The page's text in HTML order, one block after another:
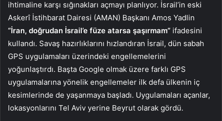
ihtimaline karşı sığınakları açmayı planlıyor. İsrail’in eski
Askerî İstihbarat Dairesi (AMAN) Başkanı Amos Yadlin
“İran, doğrudan İsrail’e füze atarsa şaşırmam” ifadesini
kullandı. Savaş hazırlıklarını hızlandıran İsrail, dün sabah
GPS uygulamaları üzerindeki engellemelerini
yoğunlaştırdı. Başta Google olmak üzere farklı GPS
uygulamalarına yönelik engellemeler ilk defa ülkenin iç
kesimlerinde de yaşanmaya başladı. Uygulamaları açanlar,
lokasyonlarını Tel Aviv yerine Beyrut olarak gördü.